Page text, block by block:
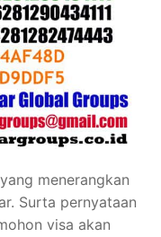
menerangkan
Surta pernyataan
visa akan